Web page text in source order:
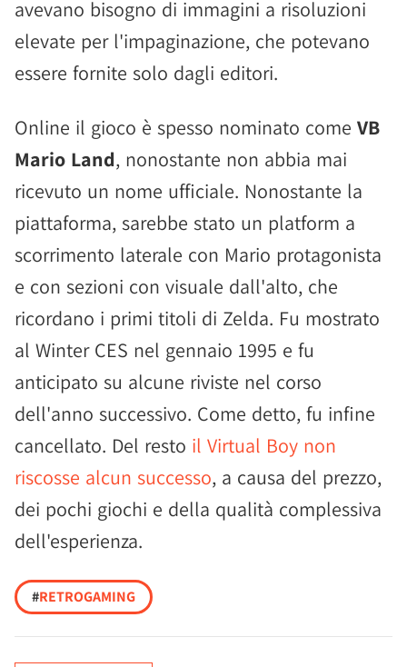
avevano bisogno di immagini a risoluzioni
elevate per l'impaginazione, che potevano
essere fornite solo dagli editori.
Online il gioco è spesso nominato come VB
Mario Land, nonostante non abbia mai
ricevuto un nome ufficiale. Nonostante la
piattaforma, sarebbe stato un platform a
scorrimento laterale con Mario protagonista
e con sezioni con visuale dall'alto, che
ricordano i primi titoli di Zelda. Fu mostrato
al Winter CES nel gennaio 1995 e fu
anticipato su alcune riviste nel corso
dell'anno successivo. Come detto, fu infine
cancellato. Del resto il Virtual Boy non
riscosse alcun successo, a causa del prezzo,
dei pochi giochi e della qualità complessiva
dell'esperienza.
#RETROGAMING